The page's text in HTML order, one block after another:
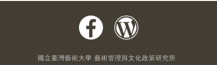
國立臺灣藝術大學 藝術管理與文化政策研究所